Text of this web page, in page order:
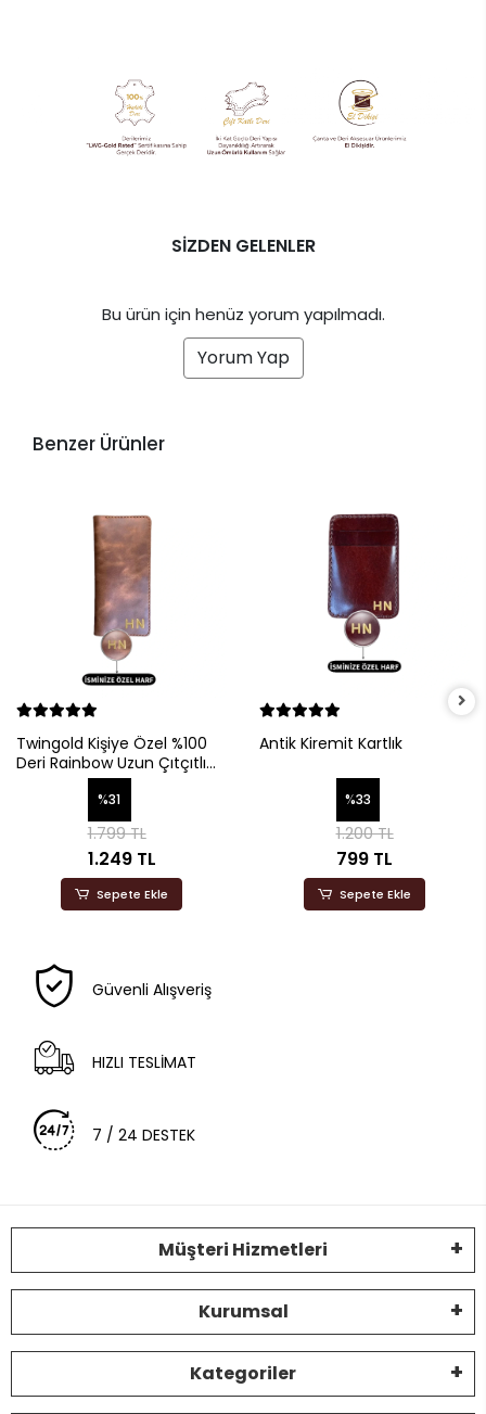
SİZDEN GELENLER
Bu ürün için henüz yorum yapılmadı.
Yorum Yap
Benzer Ürünler
Twingold Kişiye Özel %100
Deri Rainbow Uzun Çıtçıtlı
%31
1.799 TL
1.249 TL
Sepete Ekle
Antik Kiremit Kartlık
%33
1.200 TL
799 TL
Sepete Ekle
Güvenli Alışveriş
HIZLI TESLİMAT
7 / 24 DESTEK
Müşteri Hizmetleri
Kurumsal
Kategoriler